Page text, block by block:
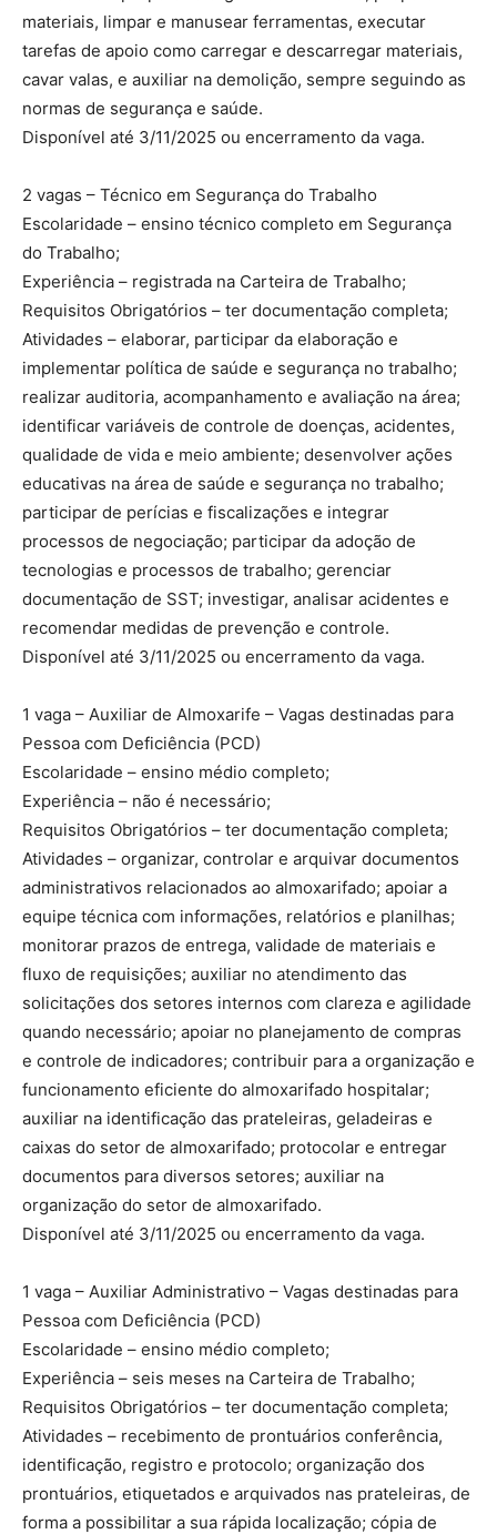
materiais, limpar e manusear ferramentas, executar
tarefas de apoio como carregar e descarregar materiais,
cavar valas, e auxiliar na demolição, sempre seguindo as
normas de segurança e saúde.
Disponível até 3/11/2025 ou encerramento da vaga.
2 vagas – Técnico em Segurança do Trabalho
Escolaridade – ensino técnico completo em Segurança
do Trabalho;
Experiência – registrada na Carteira de Trabalho;
Requisitos Obrigatórios – ter documentação completa;
Atividades – elaborar, participar da elaboração e
implementar política de saúde e segurança no trabalho;
realizar auditoria, acompanhamento e avaliação na área;
identificar variáveis de controle de doenças, acidentes,
qualidade de vida e meio ambiente; desenvolver ações
educativas na área de saúde e segurança no trabalho;
participar de perícias e fiscalizações e integrar
processos de negociação; participar da adoção de
tecnologias e processos de trabalho; gerenciar
documentação de SST; investigar, analisar acidentes e
recomendar medidas de prevenção e controle.
Disponível até 3/11/2025 ou encerramento da vaga.
1 vaga – Auxiliar de Almoxarife – Vagas destinadas para
Pessoa com Deficiência (PCD)
Escolaridade – ensino médio completo;
Experiência – não é necessário;
Requisitos Obrigatórios – ter documentação completa;
Atividades – organizar, controlar e arquivar documentos
administrativos relacionados ao almoxarifado; apoiar a
equipe técnica com informações, relatórios e planilhas;
monitorar prazos de entrega, validade de materiais e
fluxo de requisições; auxiliar no atendimento das
solicitações dos setores internos com clareza e agilidade
quando necessário; apoiar no planejamento de compras
e controle de indicadores; contribuir para a organização e
funcionamento eficiente do almoxarifado hospitalar;
auxiliar na identificação das prateleiras, geladeiras e
caixas do setor de almoxarifado; protocolar e entregar
documentos para diversos setores; auxiliar na
organização do setor de almoxarifado.
Disponível até 3/11/2025 ou encerramento da vaga.
1 vaga – Auxiliar Administrativo – Vagas destinadas para
Pessoa com Deficiência (PCD)
Escolaridade – ensino médio completo;
Experiência – seis meses na Carteira de Trabalho;
Requisitos Obrigatórios – ter documentação completa;
Atividades – recebimento de prontuários conferência,
identificação, registro e protocolo; organização dos
prontuários, etiquetados e arquivados nas prateleiras, de
forma a possibilitar a sua rápida localização; cópia de